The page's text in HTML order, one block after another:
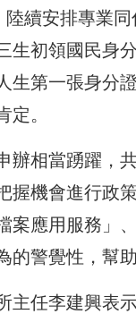
陸續安排專業
生初領國民身
生第一張身分
定。
辦相當踴躍，
握機會進行政
案應用服務」
的警覺性，幫
主任李建興表